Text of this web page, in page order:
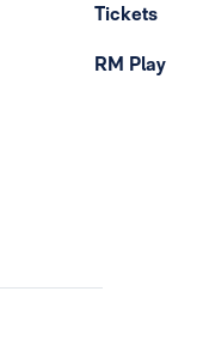
Tickets
RM Play